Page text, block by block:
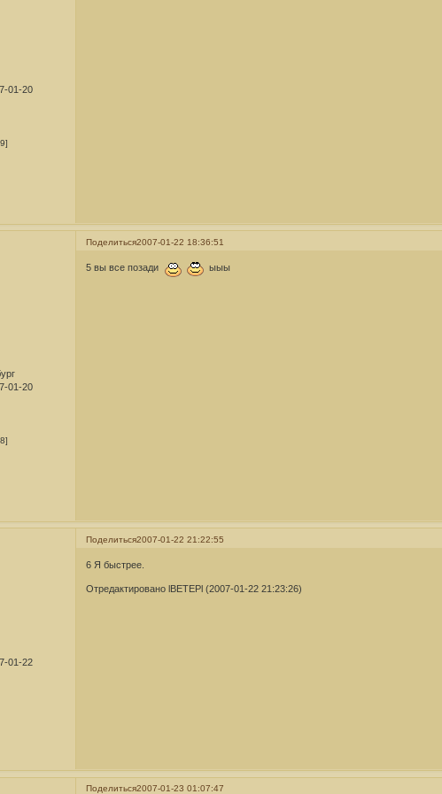
01-20
Поделиться2007-01-22 18:36:51
01-20
5 вы все позади ыыы
Поделиться2007-01-22 21:22:55
01-22
6 Я быстрее.
Отредактировано lBETEPl (2007-01-22 21:23:26)
Поделиться2007-01-23 01:07:47